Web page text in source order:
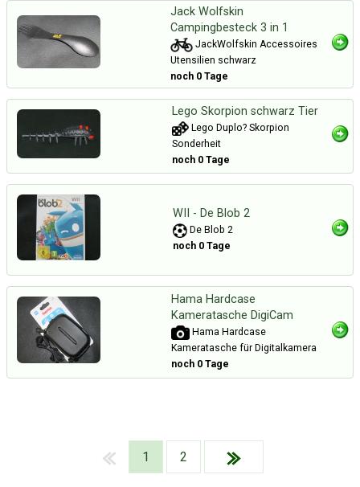
Jack Wolfskin
Campingbesteck 3 in 1
JackWolfskin Accessoires
Utensilien schwarz
noch 0 Tage
Lego Skorpion schwarz Tier
Lego Duplo? Skorpion
Sonderheit
noch 0 Tage
WII - De Blob 2
De Blob 2
noch 0 Tage
Hama Hardcase
Kameratasche DigiCam
Hama Hardcase
Kameratasche für Digitalkamera
noch 0 Tage
1 2